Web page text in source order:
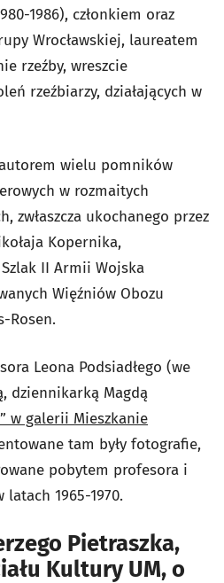
1986), członkiem oraz
Wrocławskiej, laureatem
rzeźby, wreszcie
rzeźbiarzy, działających w
wielu pomników
w rozmaitych
zwłaszcza ukochanego przez
Kopernika,
II Armii Wojska
Więźniów Obozu
Rosen.
Leona Podsiadłego (we
dziennikarką Magdą
w galerii Mieszkanie
tam były fotografie,
pobytem profesora i
1965-1970.
Pietraszka,
Kultury UM, o